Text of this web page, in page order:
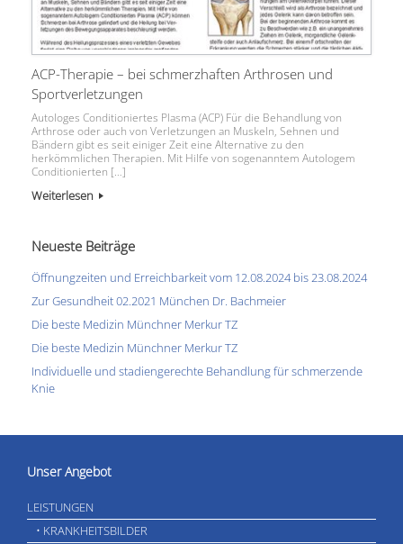
ACP-Therapie – bei schmerzhaften Arthrosen und
Sportverletzungen
Autologes Conditioniertes Plasma (ACP) Für die Behandlung von
Arthrose oder auch von Verletzungen an Muskeln, Sehnen und
Bändern gibt es seit einiger Zeit eine Alternative zu den
herkömmlichen Therapien. Mit Hilfe von sogenanntem Autologem
Conditionierten […]
Weiterlesen
Neueste Beiträge
Öffnungzeiten und Erreichbarkeit vom 12.08.2024 bis 23.08.2024
Zur Gesundheit 02.2021 München Dr. Bachmeier
Die beste Medizin Münchner Merkur TZ
Die beste Medizin Münchner Merkur TZ
Individuelle und stadiengerechte Behandlung für schmerzende
Knie
Unser Angebot
LEISTUNGEN
• KRANKHEITSBILDER